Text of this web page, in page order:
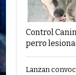
Control
perro
Lanzan